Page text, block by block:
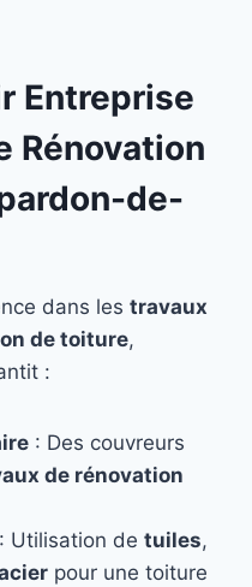
Entreprise
Rénovation
de-
dans les travaux
de toiture,
:
: Des couvreurs
de rénovation
: Utilisation de tuiles,
pour une toiture